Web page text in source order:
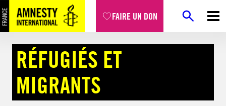
FAIRE UN DON
Aller
au
contenu
Accueil
RÉFUGIÉS ET
MIGRANTS